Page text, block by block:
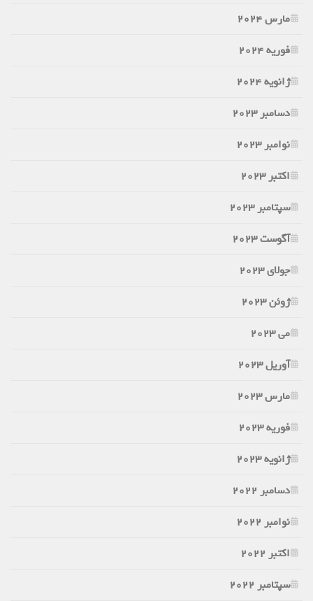
مارس 2024
فوریه 2024
ژانویه 2024
دسامبر 2023
نوامبر 2023
اکتبر 2023
سپتامبر 2023
آگوست 2023
جولای 2023
ژوئن 2023
می 2023
آوریل 2023
مارس 2023
فوریه 2023
ژانویه 2023
دسامبر 2022
نوامبر 2022
اکتبر 2022
سپتامبر 2022